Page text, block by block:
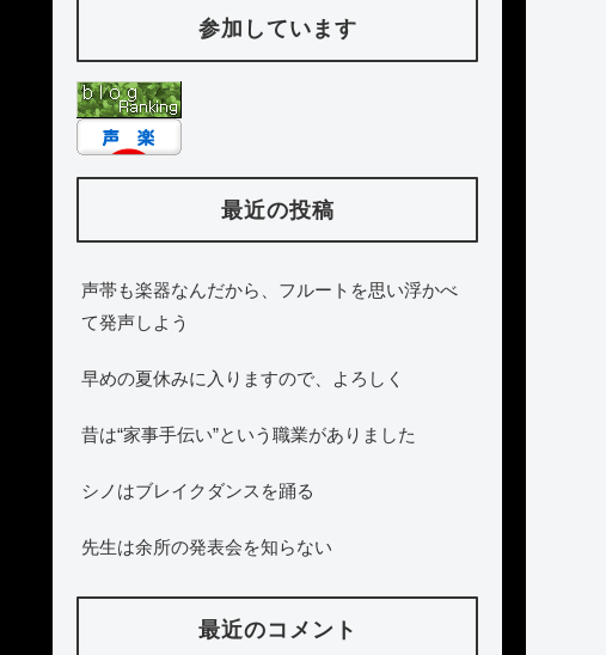
参加しています
最近の投稿
声帯も楽器なんだから、フルートを思い浮かべ
て発声しよう
早めの夏休みに入りますので、よろしく
昔は“家事手伝い”という職業がありました
シノはブレイクダンスを踊る
先生は余所の発表会を知らない
最近のコメント